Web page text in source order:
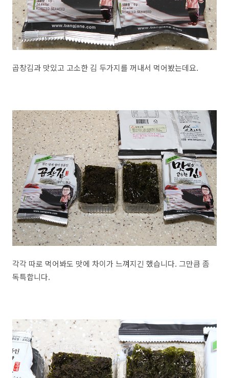
곱창김과 맛있고 고소한 김 두가지를 꺼내서 먹어봤는데요.
각각 따로 먹어봐도 맛에 차이가 느껴지긴 했습니다. 그만큼 좀
독특합니다.